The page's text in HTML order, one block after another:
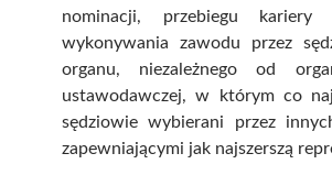
nominacji, przebiegu kariery
wykonywania zawodu przez
organu, niezależnego od
ustawodawczej, w którym co
sędziowie wybierani przez
zapewniającymi jak najszerszą